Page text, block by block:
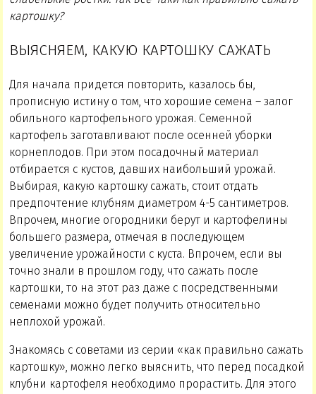
картошку?
ВЫЯСНЯЕМ, КАКУЮ КАРТОШКУ САЖАТЬ
Для начала придется повторить, казалось бы,
прописную истину о том, что хорошие семена – залог
обильного картофельного урожая. Семенной
картофель заготавливают после осенней уборки
корнеплодов. При этом посадочный материал
отбирается с кустов, давших наибольший урожай.
Выбирая, какую картошку сажать, стоит отдать
предпочтение клубням диаметром 4-5 сантиметров.
Впрочем, многие огородники берут и картофелины
большего размера, отмечая в последующем
увеличение урожайности с куста. Впрочем, если вы
точно знали в прошлом году, что сажать после
картошки, то на этот раз даже с посредственными
семенами можно будет получить относительно
неплохой урожай.
Знакомясь с советами из серии «как правильно сажать
картошку», можно легко выяснить, что перед посадкой
клубни картофеля необходимо прорастить. Для этого